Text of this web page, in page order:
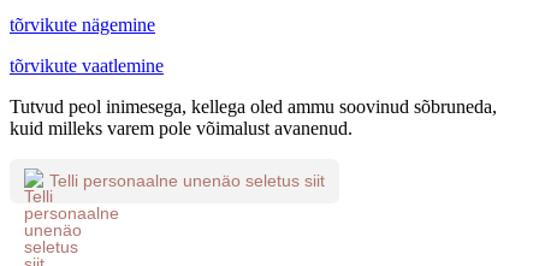
tõrvikute nägemine
tõrvikute vaatlemine
Tutvud peol inimesega, kellega oled ammu soovinud sõbruneda,
kuid milleks varem pole võimalust avanenud.
Telli personaalne unenäo seletus siit